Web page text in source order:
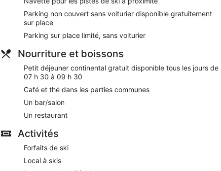
Petit déjeuner continental gratuit servi tous les jours
Wi-Fi gratuit
Parking sans service de voiturier gratuit
Vous pourrez reprendre des forces au restaurant ou
simplement vous détendre autour d'un verre au bar/salon
Parmi les prestations offertes, on trouve des salles de
réunion, un ascenseur et une terrasse
Terrain de golf, sauna et location de vélos : passez un
séjour actif mémorable grâce aux nombreux loisirs
À deux pas de Domaine skiable Engelberg-Titlis et de
École de Ski Active Snow Team Engelberg
Service de navette vers et depuis l'aéroport disponible
Parking non couvert sans voiturier disponible gratuitement
sur place
Parking sur place limité, sans voiturier
Nourriture et boissons
Petit déjeuner continental gratuit disponible tous les jours de
07 h 30 à 09 h 30
Café et thé dans les parties communes
Un bar/salon
Un restaurant
Activités
Forfaits de ski
Local à skis